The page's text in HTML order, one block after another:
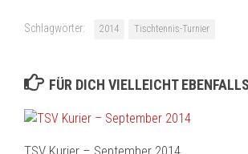
Schlagwörter: 2014 Tischtennis-Turnier
FÜR DICH VIELLEICHT
TSV Kurier – September 2014